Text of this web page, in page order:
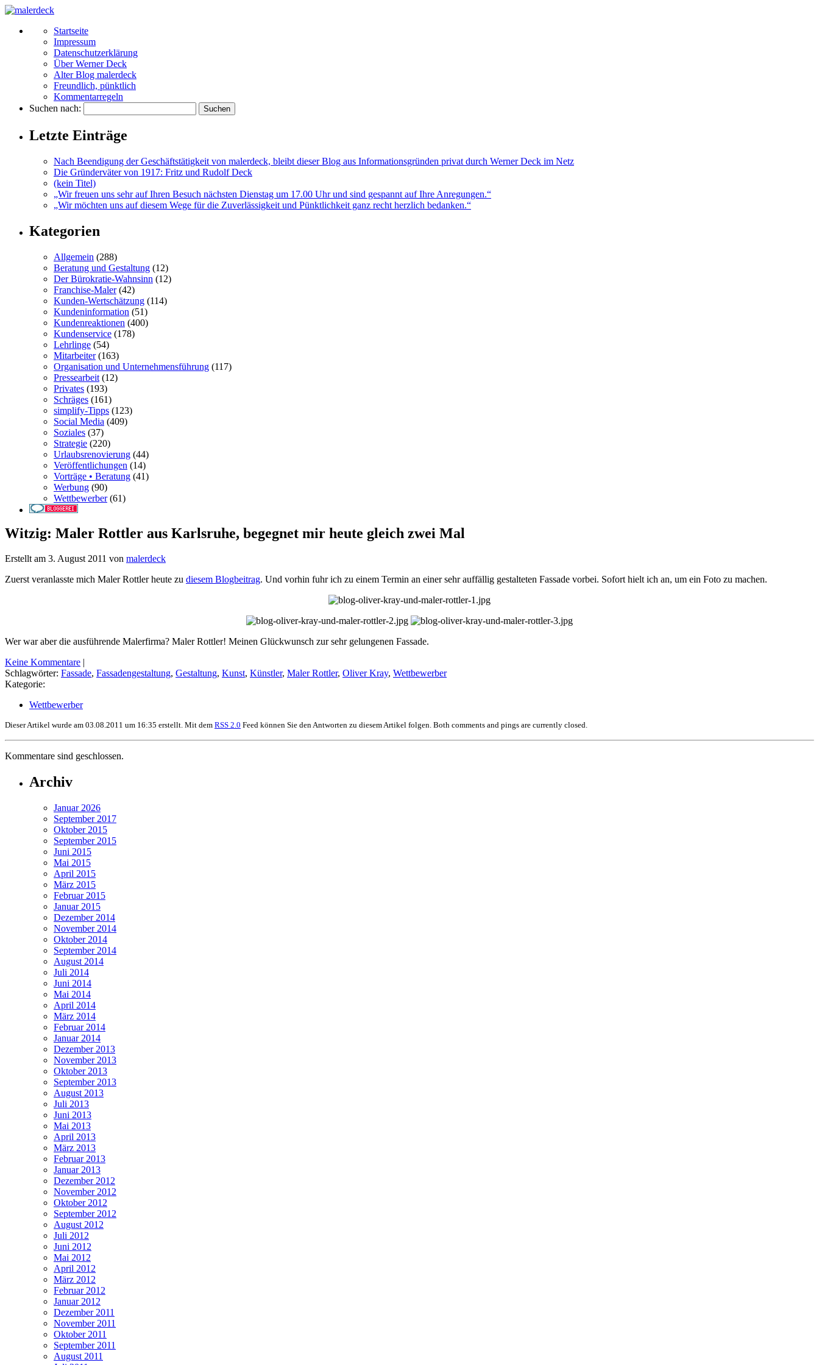
Startseite
Impressum
Datenschutzerklärung
Über Werner Deck
Alter Blog malerdeck
Freundlich, pünktlich
Kommentarregeln
Suchen nach:
Letzte Einträge
Nach Beendigung der Geschäftstätigkeit von malerdeck, bleibt dieser Blog aus Informationsgründen privat durch Werner Deck im Netz
Die Gründerväter von 1917: Fritz und Rudolf Deck
(kein Titel)
„Wir freuen uns sehr auf Ihren Besuch nächsten Dienstag um 17.00 Uhr und sind gespannt auf Ihre Anregungen.“
„Wir möchten uns auf diesem Wege für die Zuverlässigkeit und Pünktlichkeit ganz recht herzlich bedanken.“
Kategorien
Allgemein (288)
Beratung und Gestaltung (12)
Der Bürokratie-Wahnsinn (12)
Franchise-Maler(42)
Kunden-Wertschätzung (114)
Kundeninformation (51)
Kundenreaktionen (400)
Kundenservice (178)
Lehrlinge (54)
Mitarbeiter(163)
Organisation und Unternehmensführung (117)
Pressearbeit (12)
Privates (193)
Schräges (161)
simplify-Tipps (123)
Social Media (409)
Soziales (37)
Strategie (220)
Urlaubsrenovierung (44)
Veröffentlichungen (14)
Vorträge • Beratung (41)
Werbung (90)
Wettbewerber(61)
Witzig: Maler Rottler aus Karlsruhe, begegnet mir heute gleich zwei Mal
Erstellt am 3. August 2011 von malerdeck
Zuerst veranlasste mich Maler Rottler heute zu diesem Blogbeitrag. Und vorhin fuhr ich zu einem Termin an einer sehr auffällig gestalteten Fassade vorbei. Sofort hielt ich an, um ein Foto zu machen.
Wer war aber die ausführende Malerfirma? Maler Rottler! Meinen Glückwunsch zur sehr gelungenen Fassade.
Keine Kommentare |
Schlagwörter: Fassade, Fassadengestaltung, Gestaltung, Kunst, Künstler, Maler Rottler, Oliver Kray, Wettbewerber
Kategorie:
Wettbewerber
Dieser Artikel wurde am 03.08.2011 um 16:35 erstellt. Mit dem RSS 2.0 Feed können Sie den Antworten zu diesem Artikel folgen. Both comments and pings are currently closed.
Kommentare sind geschlossen.
Archiv
Januar 2026
September 2017
Oktober 2015
September 2015
Juni 2015
Mai 2015
April 2015
März 2015
Februar 2015
Januar 2015
Dezember 2014
November 2014
Oktober 2014
September 2014
August 2014
Juli 2014
Juni 2014
Mai 2014
April 2014
März 2014
Februar 2014
Januar 2014
Dezember 2013
November 2013
Oktober 2013
September 2013
August 2013
Juli 2013
Juni 2013
Mai 2013
April 2013
März 2013
Februar 2013
Januar 2013
Dezember 2012
November 2012
Oktober 2012
September 2012
August 2012
Juli 2012
Juni 2012
Mai 2012
April 2012
März 2012
Februar 2012
Januar 2012
Dezember 2011
November 2011
Oktober 2011
September 2011
August 2011